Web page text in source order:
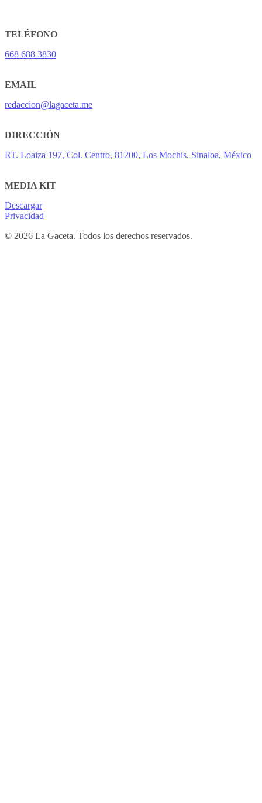
TELÉFONO
668 688 3830
EMAIL
redaccion@lagaceta.me
DIRECCIÓN
RT. Loaiza 197, Col. Centro, 81200, Los Mochis, Sinaloa, México
MEDIA KIT
Descargar
Privacidad
© 2026 La Gaceta. Todos los derechos reservados.